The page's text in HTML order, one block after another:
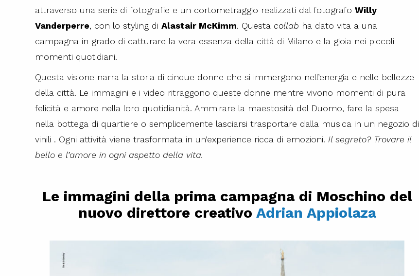
attraverso una serie di fotografie e un cortometraggio realizzati dal fotografo Willy
Vanderperre, con lo styling di Alastair McKimm. Questa collab ha dato vita a una
campagna in grado di catturare la vera essenza della città di Milano e la gioia nei piccoli
momenti quotidiani.
Questa visione narra la storia di cinque donne che si immergono nell’energia e nelle bellezze
della città. Le immagini e i video ritraggono queste donne mentre vivono momenti di pura
felicità e amore nella loro quotidianità. Ammirare la maestosità del Duomo, fare la spesa
nella bottega di quartiere o semplicemente lasciarsi trasportare dalla musica in un negozio di
vinili . Ogni attività viene trasformata in un’experience ricca di emozioni. Il segreto? Trovare il
bello e l’amore in ogni aspetto della vita.
Le immagini della prima campagna di Moschino del
nuovo direttore creativo Adrian Appiolaza